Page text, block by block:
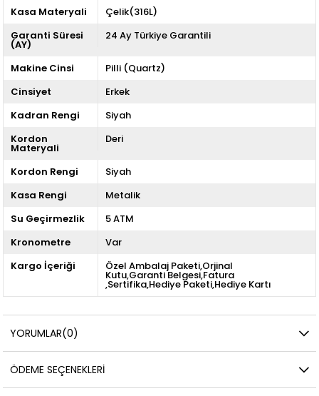
Kasa Materyali
Çelik(316L)
Garanti Süresi
(AY)
24 Ay Türkiye Garantili
Makine Cinsi
Pilli (Quartz)
Cinsiyet
Erkek
Kadran Rengi
Siyah
Kordon
Materyali
Deri
Kordon Rengi
Siyah
Kasa Rengi
Metalik
Su Geçirmezlik
5 ATM
Kronometre
Var
Kargo İçeriği
Özel Ambalaj Paketi,Orjinal
Kutu,Garanti Belgesi,Fatura
,Sertifika,Hediye Paketi,Hediye Kartı
YORUMLAR(0)
ÖDEME SEÇENEKLERI